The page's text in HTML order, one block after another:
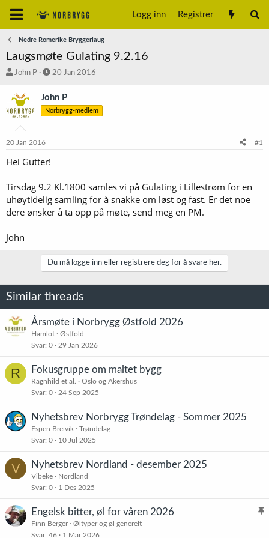
Logg inn Registrer
Nedre Romerike Bryggerlaug
Laugsmøte Gulating 9.2.16
T
å
d
s
t
John P
S
a
r
t
20 Jan 2016
John P
Norbrygg-medlem
20 Jan 2016 #1
Hei Gutter!
Tirsdag 9.2 Kl.1800 samles vi på Gulating i Lillestrøm for en
uhøytidelig samling for å snakke om løst og fast. Er det noe
dere ønsker å ta opp på møte, send meg en PM.
John
Du må logge inn eller registrere deg for å svare her.
Similar threads
Årsmøte i Norbrygg Østfold 2026
Hamlot
Østfold
Svar 0 29 Jan 2026
R Fokusgruppe om maltet bygg
Ragnhild et al.
Oslo og Akershus
Svar 0 24 Sep 2025
Nyhetsbrev Norbrygg Trøndelag - Sommer 2025
Espen Breivik
Trøndelag
Svar 0 10 Jul 2025
V Nyhetsbrev Nordland - desember 2025
Vibeke
Nordland
Svar 0 1 Des 2025
K
Engelsk bitter, øl for våren 2026
Finn Berger
Øltyper og øl generelt
Svar 46 1 Mar 2026